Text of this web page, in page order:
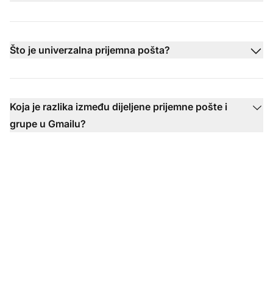
Što je univerzalna prijemna pošta?
Koja je razlika između dijeljene prijemne pošte i
grupe u Gmailu?